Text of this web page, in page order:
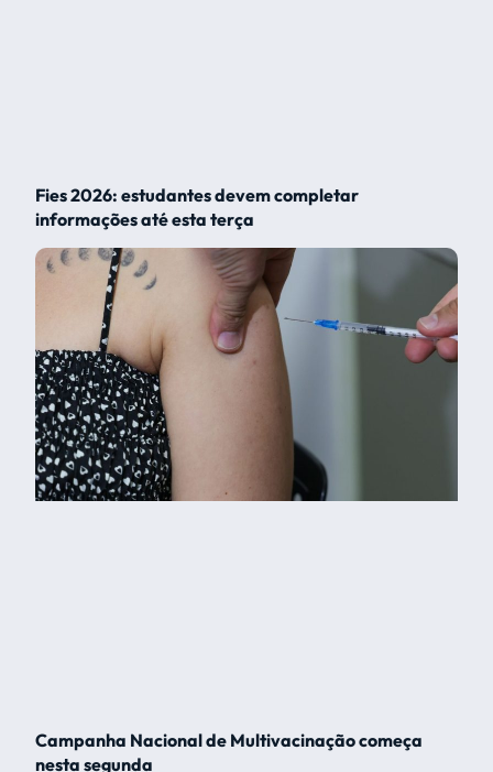
Fies 2026: estudantes devem completar
informações até esta terça
Campanha Nacional de Multivacinação começa
nesta segunda